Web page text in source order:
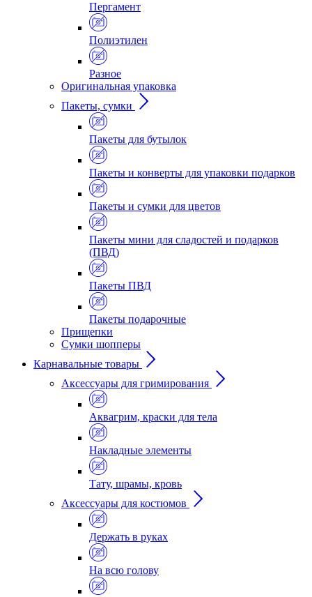
Пергамент
Полиэтилен
Разное
Оригинальная упаковка
Пакеты, сумки
Пакеты для бутылок
Пакеты и конверты для упаковки подарков
Пакеты и сумки для цветов
Пакеты мини для сладостей и подарков
(ПВД)
Пакеты ПВД
Пакеты подарочные
Прищепки
Сумки шопперы
Карнавальные товары
Аксессуары для гримирования
Аквагрим, краски для тела
Накладные элементы
Тату, шрамы, кровь
Аксессуары для костюмов
Держать в руках
На всю голову